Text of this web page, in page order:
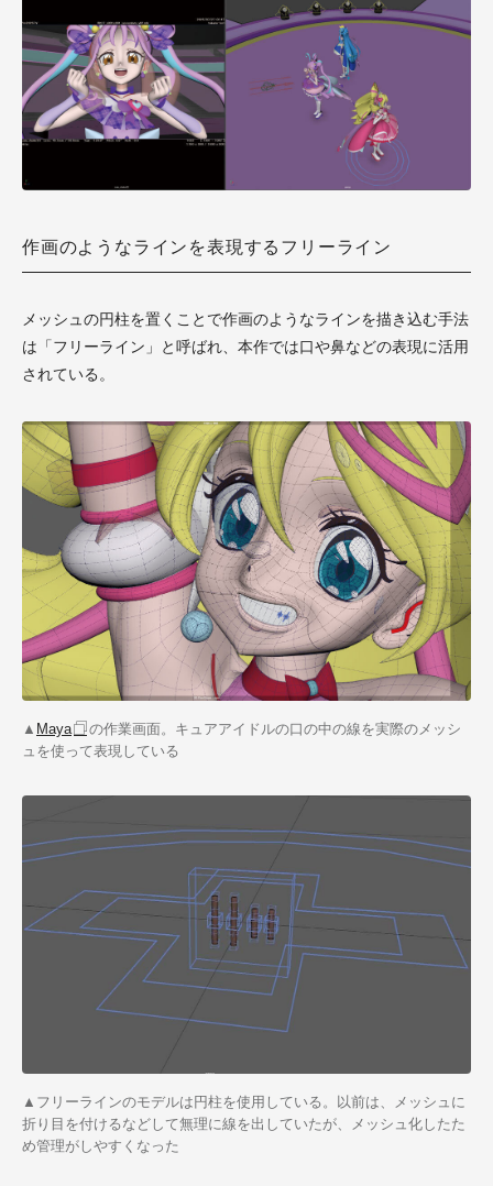
作画のようなラインを表現するフリーライン
メッシュの円柱を置くことで作画のようなラインを描き込む手法
は「フリーライン」と呼ばれ、本作では口や鼻などの表現に活用
されている。
▲ Maya
の作業画面。キュアアイドルの口の中の線を実際のメッシ
ュを使って表現している
▲フリーラインのモデルは円柱を使用している。以前は、メッシュに
折り目を付けるなどして無理に線を出していたが、メッシュ化したた
め管理がしやすくなった